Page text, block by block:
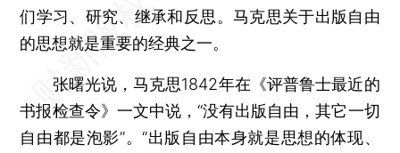
们学习、研究、继承和反思。马克思关于出版自由
的思想就是重要的经典之一。
张曙光说，马克思1842年在《评普鲁士最近的
书报检查令》一文中说，“没有出版自由，其它一切
自由都是泡影”。“出版自由本身就是思想的体现、